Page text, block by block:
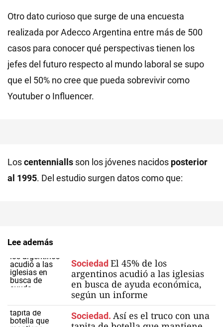
Otro dato curioso que surge de una encuesta
realizada por Adecco Argentina entre más de 500
casos para conocer qué perspectivas tienen los
jefes del futuro respecto al mundo laboral se supo
que el 50% no cree que pueda sobrevivir como
Youtuber o Influencer.
Loscentennialls son los jóvenes nacidos posterior
al 1995. Del estudio surgen datos como que:
Lee además
Sociedad El 45% de los
argentinos acudió a las iglesias
en busca de ayuda económica,
según un informe
Sociedad. Así es el truco con una